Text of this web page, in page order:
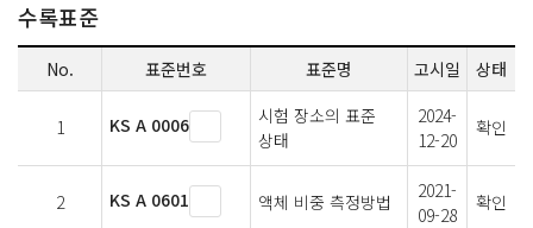
수록표준
No. 표준번호 표준명 고시일 상태
1 KS A 0006
시험 장소의 표준
상태
2024-
12-20
확인
2 KS A 0601 액체 비중 측정방법
2021-
09-28
확인